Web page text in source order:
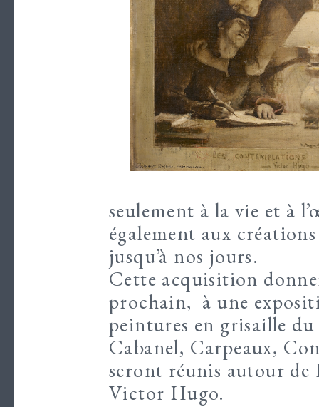
seulement à la vie et à
également aux
jusqu’à nos jours.
Cette acquisition
prochain, à une
peintures en grisaille du
Cabanel, Carpeaux,
seront réunis autour de
Victor Hugo.